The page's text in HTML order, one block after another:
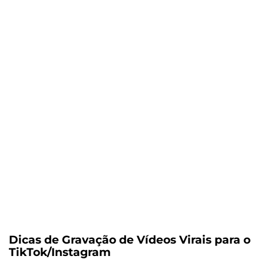
Dicas de Gravação de Vídeos Virais para o
TikTok/Instagram